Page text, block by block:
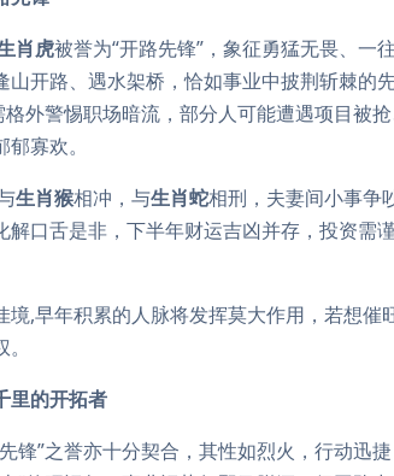
肖虎被誉为“开路先锋”，象征勇猛无畏、一
山开路、遇水架桥，恰如事业中披荆斩棘的
格外警惕职场暗流，部分人可能遭遇项目被
寡欢。
生肖猴相冲，与生肖蛇相刑，夫妻间小事争
解口舌是非，下半年财运吉凶并存，投资
境,早年积累的人脉将发挥莫大作用，若想催
里的开拓者
锋”之誉亦十分契合，其性如烈火，行动迅